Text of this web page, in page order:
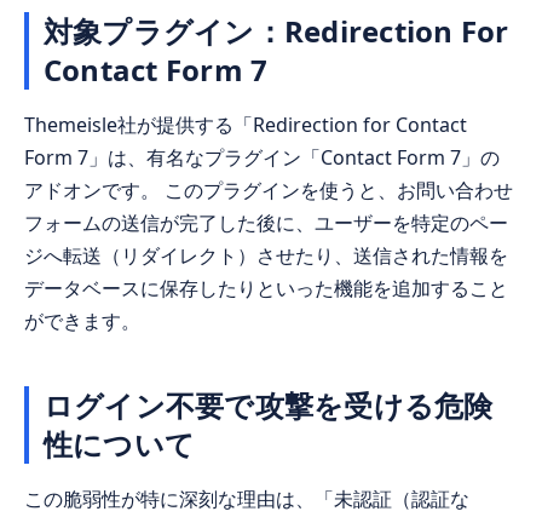
対象プラグイン：Redirection For
Contact Form 7
Themeisle社が提供する「Redirection for Contact
Form 7」は、有名なプラグイン「Contact Form 7」の
アドオンです。 このプラグインを使うと、お問い合わせ
フォームの送信が完了した後に、ユーザーを特定のペー
ジへ転送（リダイレクト）させたり、送信された情報を
データベースに保存したりといった機能を追加すること
ができます。
ログイン不要で攻撃を受ける危険
性について
この脆弱性が特に深刻な理由は、「未認証（認証な